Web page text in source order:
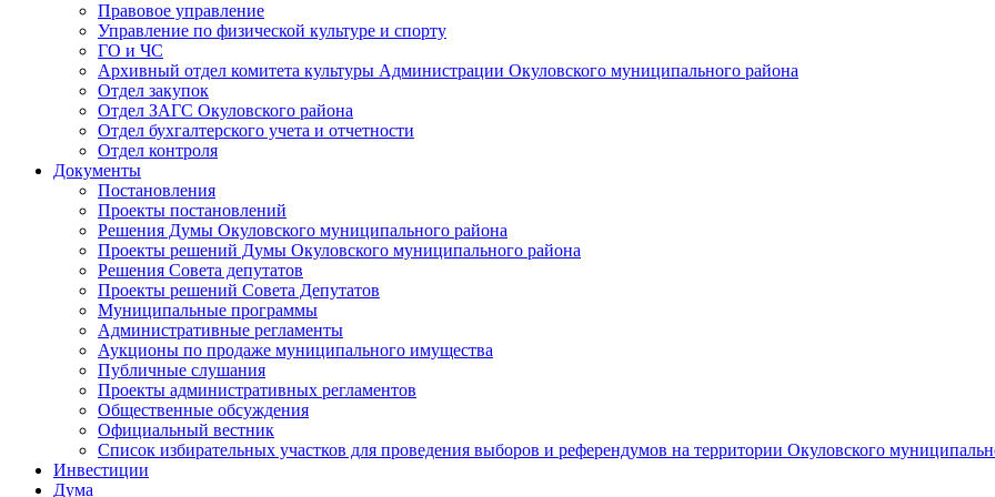
Правовое управление
Управление по физической культуре и спорту
ГО и ЧС
Архивный отдел комитета культуры Администрации Окуловского муниципального района
Отдел закупок
Отдел ЗАГС Окуловского района
Отдел бухгалтерского учета и отчетности
Отдел контроля
Документы
Постановления
Проекты постановлений
Решения Думы Окуловского муниципального района
Проекты решений Думы Окуловского муниципального района
Решения Совета депутатов
Проекты решений Совета Депутатов
Муниципальные программы
Административные регламенты
Аукционы по продаже муниципального имущества
Публичные слушания
Проекты административных регламентов
Общественные обсуждения
Официальный вестник
Список избирательных участков для проведения выборов и референдумов на территории Окуловского
Инвестиции
Дума